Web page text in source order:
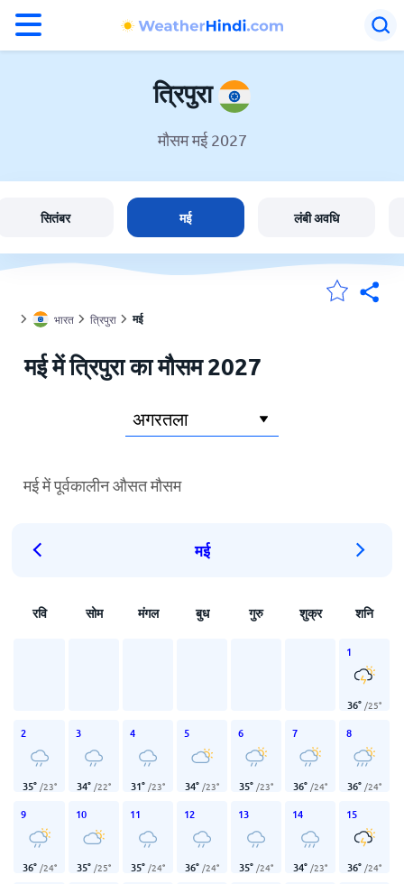
मेंरी लोकेशन
होम
त्रिपुरा
मौसम मई 2027
सितंबर मई लंबी अवधि
भारत त्रिपुरा मई
मई में त्रिपुरा का मौसम 2027
मई में पूर्वकालीन औसत मौसम
मई
रवि सोम मंगल बुध गुरु शुक्र शनि
1
36° /25°
2
35° /23°
3
34° /22°
4
31° /23°
5
34° /23°
6
35° /23°
7
36° /24°
8
36° /24°
9
36° /24°
10
35° /25°
11
35° /24°
12
36° /24°
13
35° /24°
14
34° /23°
15
36° /24°